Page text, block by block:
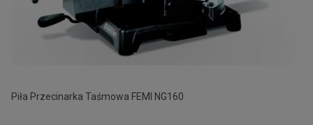
Piła Przecinarka Taśmowa FEMI NG160